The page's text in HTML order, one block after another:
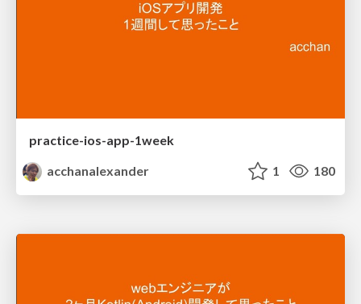
practice-ios-app-1week
acchanalexander
1 180